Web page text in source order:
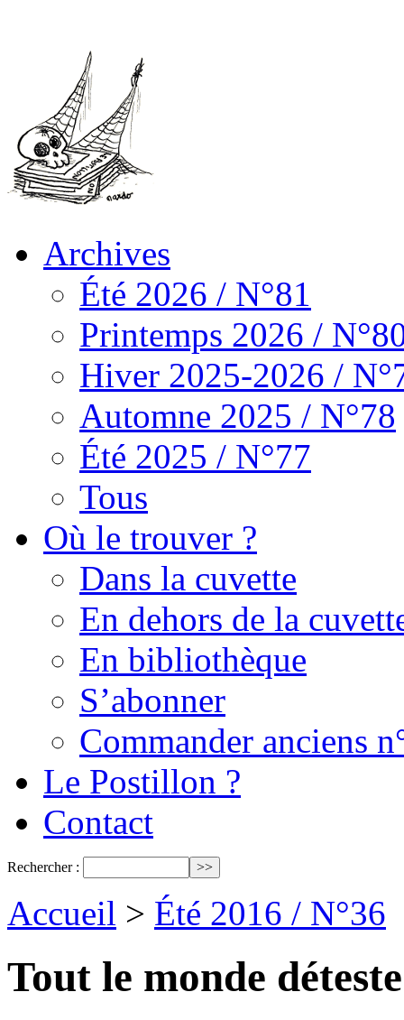
Archives
Été 2026 / N°81
Printemps 2026 /
Hiver 2025-2026 /
Automne 2025 / N°78
Été 2025 / N°77
Tous
Où le trouver ?
Dans la cuvette
En dehors de la
En bibliothèque
S’abonner
Commander anciens
Le Postillon ?
Contact
Rechercher :
Accueil > Été 2016 / N°36
Tout le monde